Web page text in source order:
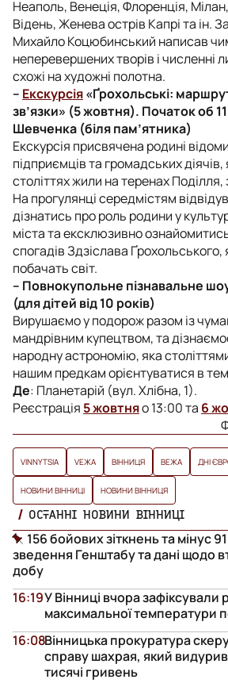
Неаполь, Венеція, Флоренція,
Відень, Женева острів Капрі та ін.
Михайло Коцюбинський написав
неперевершених творів і численні
схожі на художні полотна.
– Екскурсія«Ґрохольські:
зв’язки» (5 жовтня). Початок об
Шевченка (біля пам’ятника)
Екскурсія присвячена родині
підприємців та громадських діячів,
століттях жили на теренах Поділля,
На прогулянці середмістям
дізнатись про роль родини у
міста та ексклюзивно
спогадів Здзіслава Ґрохольського,
побачать світ.
– Повнокупольне пізнавальне
(для дітей від 10 років)
Вирушаємо у подорож разом із
мандрівним купецтвом, та
народну астрономію, яка
нашим предкам орієнтуватися в
Де: Планетарій (вул. Хлібна, 1).
Реєстрація 5 жовтняо 13:00 та 6
VINNYTSIA VЕЖА ВІННИЦЯ ВЕЖА ДНІ
НОВИНИ ВІННИЦІ НОВИНИ ВІННИЦЯ
ОСТАННІ НОВИНИ ВІННИЦІ
156 бойових зіткнень та мінус
зведення Генштабу та дані щодо
добу
У Вінниці вчора зафіксували
максимальної температури
16:19
Вінницька прокуратура
справу шахрая, який видурив
тисячі гривень
16:08